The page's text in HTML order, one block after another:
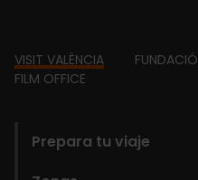
Footer
VISIT VALÈNCIA FUNDACIÓ
FILM OFFICE
Prepara tu viaje